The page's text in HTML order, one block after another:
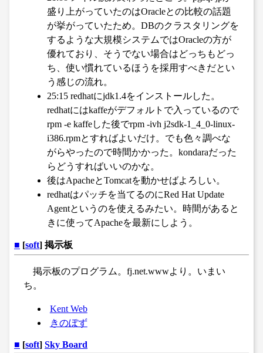
盛り上がっていたのはOracleとの比較の話題
が挙がっていたため。DBのクラスタリングを
するような大規模システムではOracleの方が
優れており、そうでない場合はどっちもどっ
ち、使い慣れているほうを採用すべきだとい
う感じの流れ。
25:15 redhatにjdk1.4をインストールした。
redhatにはkaffeがデフォルトで入っているので
rpm -e kaffeした後でrpm -ivh j2sdk-1_4_0-linux-
i386.rpmとすればよいだけ。でも色々調べな
がらやったので時間かかった。kondaraだった
らどうすればいいのかな。
後はApacheとTomcatを動かせばよろしい。
redhatはパッチを当てるのにRed Hat Update
Agentというのを使えるみたい。時間があると
きに使ってApacheを最新にしよう。
■ [soft] 掲示板
掲示板のプログラム。fj.net.wwwより。いまい
ち。
Kent Web
きのぼず
■ [soft] Sky Board